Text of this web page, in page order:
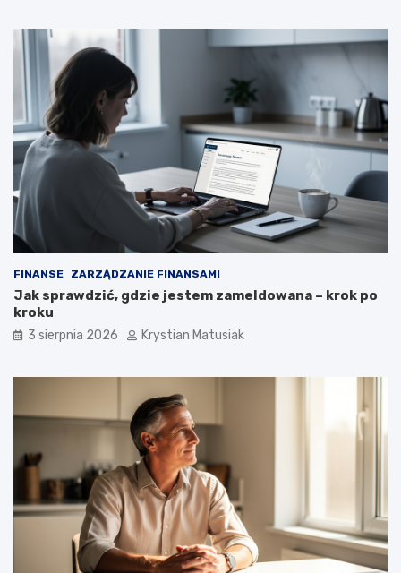
FINANSE ZARZĄDZANIE FINANSAMI
Jak sprawdzić, gdzie jestem zameldowana – krok po
kroku
3 sierpnia 2026 Krystian Matusiak